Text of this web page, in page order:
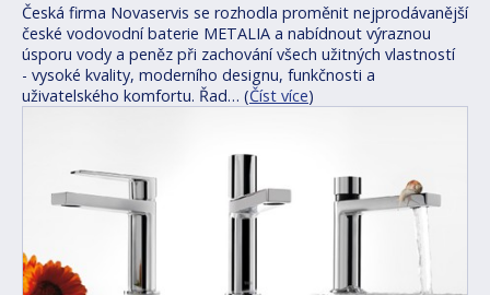
Česká firma Novaservis se rozhodla proměnit nejprodávanější
české vodovodní baterie METALIA a nabídnout výraznou
úsporu vody a peněz při zachování všech užitných vlastností
- vysoké kvality, moderního designu, funkčnosti a
uživatelského komfortu. Řad… (Číst více)